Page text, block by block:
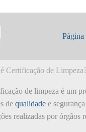
é:
Certificação de
de limpeza é um
de qualidade e
realizadas por órgãos